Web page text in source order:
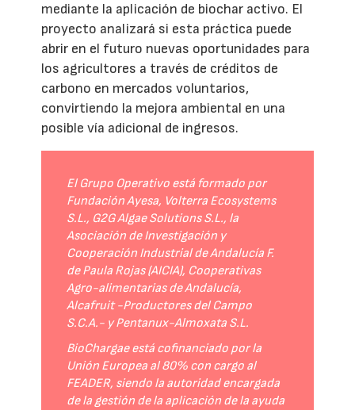
mediante la aplicación de biochar activo. El
proyecto analizará si esta práctica puede
abrir en el futuro nuevas oportunidades para
los agricultores a través de créditos de
carbono en mercados voluntarios,
convirtiendo la mejora ambiental en una
posible vía adicional de ingresos.
El Grupo Operativo está formado por
Fundación Ayesa, Volterra Ecosystems
S.L., G2G Algae Solutions S.L., la
Asociación de Investigación y
Cooperación Industrial de Andalucía F.
de Paula Rojas (AICIA), Cooperativas
Agro-alimentarias de Andalucía,
Alcafruit -Productores del Campo
S.C.A.- y Pentanux-Almoxata S.L.
BioChargae está cofinanciado por la
Unión Europea al 80% con cargo al
FEADER, siendo la autoridad encargada
de la gestión de la aplicación de la ayuda